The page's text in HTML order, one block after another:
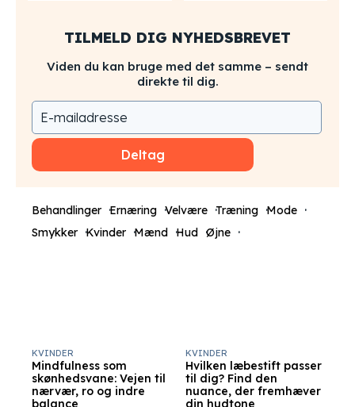
TILMELD DIG NYHEDSBREVET
Viden du kan bruge med det samme – sendt
direkte til dig.
Deltag
Behandlinger Ernæring Velvære Træning Mode
Smykker Kvinder Mænd Hud Øjne
Mindfulness som
skønhedsvane: Vejen til
nærvær, ro og indre
balance
KVINDER
Hvilken læbestift passer
til dig? Find den
nuance, der fremhæver
din hudtone
KVINDER